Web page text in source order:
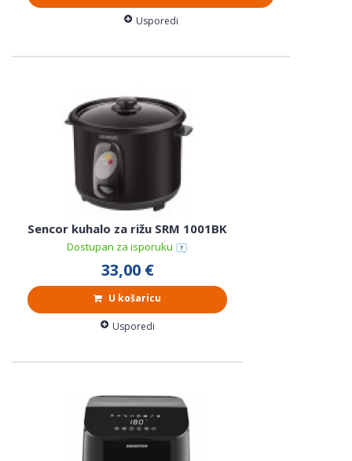
Usporedi
Sencor kuhalo za rižu SRM 1001BK
Dostupan za isporuku
33,00 €
U košaricu
Usporedi